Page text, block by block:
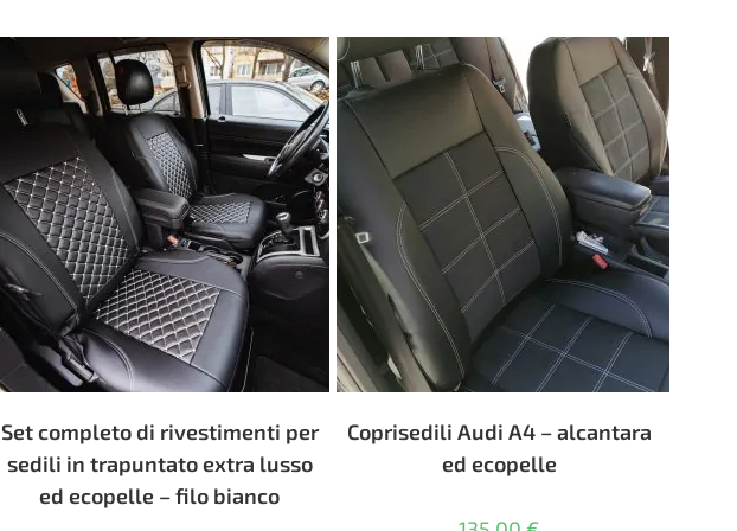
Set completo di rivestimenti per
sedili in trapuntato extra lusso
ed ecopelle – filo bianco
Coprisedili Audi A4 – alcantara
ed ecopelle